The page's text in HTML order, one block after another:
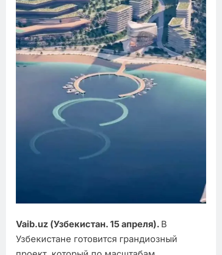
Vaib.uz (Узбекистан. 15 апреля). В
Узбекистане готовится грандиозный